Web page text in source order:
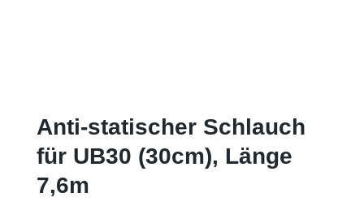
Anti-statischer Schlauch
für UB30 (30cm), Länge
7,6m